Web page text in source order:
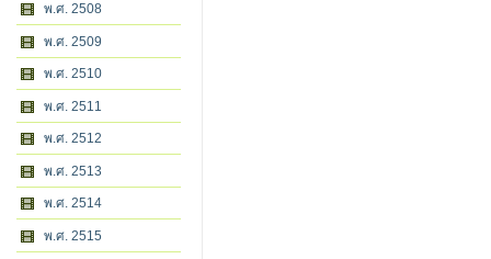
พ.ศ. 2508
พ.ศ. 2509
พ.ศ. 2510
พ.ศ. 2511
พ.ศ. 2512
พ.ศ. 2513
พ.ศ. 2514
พ.ศ. 2515